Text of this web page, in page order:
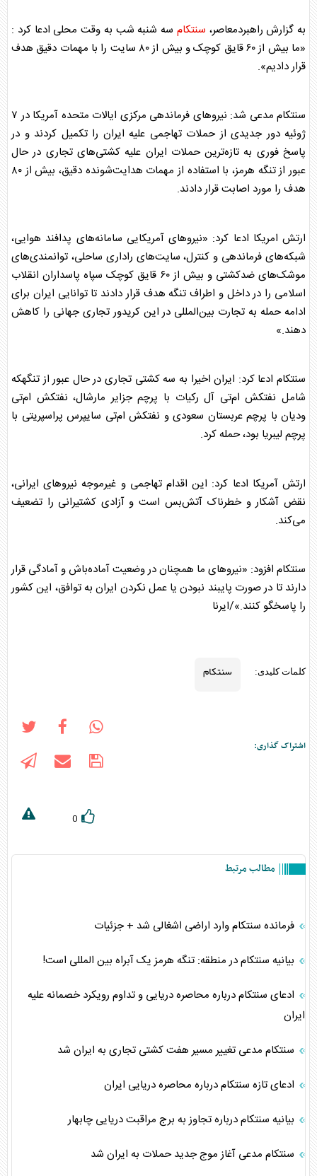
به گزارش راهبردمعاصر، سنتکام سه شنبه شب به وقت محلی ادعا کرد :
«ما بیش از ۶۰ قایق کوچک و بیش از ۸۰ سایت را با مهمات دقیق هدف
قرار دادیم».
سنتکام
مدعی شد: نیروهای فرماندهی مرکزی ایالات متحده آمریکا در ۷
ژوئیه دور جدیدی از حملات تهاجمی علیه ایران را تکمیل کردند و در
پاسخ فوری به تازه‌ترین حملات ایران علیه کشتی‌های تجاری در حال
عبور از تنگه هرمز، با استفاده از مهمات هدایت‌شونده دقیق، بیش از ۸۰
هدف را مورد اصابت قرار دادند.
ارتش امریکا ادعا کرد: «نیروهای آمریکایی سامانه‌های پدافند هوایی،
شبکه‌های فرماندهی و کنترل، سایت‌های راداری ساحلی، توانمندی‌های
موشک‌های ضدکشتی و بیش از ۶۰ قایق کوچک سپاه پاسداران انقلاب
اسلامی را در داخل و اطراف تنگه هدف قرار دادند تا توانایی ایران برای
ادامه حمله به تجارت بین‌المللی در این کریدور تجاری جهانی را کاهش
دهند.»
سنتکام ادعا کرد: ایران اخیرا به سه کشتی تجاری در حال عبور از تنگهکه
شامل نفتکش ام‌تی آل رکیات با پرچم جزایر مارشال، نفتکش ام‌تی
ودیان با پرچم عربستان سعودی و نفتکش ام‌تی سایپرس پراسپریتی با
پرچم لیبریا بود، حمله کرد.
ارتش آمریکا ادعا کرد: این اقدام تهاجمی و غیرموجه نیروهای ایرانی،
نقض آشکار و خطرناک آتش‌بس است و آزادی کشتیرانی را تضعیف
می‌کند.
سنتکام افزود: «نیروهای ما همچنان در وضعیت آماده‌باش و آمادگی قرار
دارند تا در صورت پایبند نبودن یا عمل نکردن ایران به توافق، این کشور
را پاسخگو کنند.»/ایرنا
کلمات کلیدی: سنتکام
اشتراک گذاری:
0
مطالب مرتبط
فرمانده سنتکام وارد اراضی اشغالی شد + جزئیات
بیانیه سنتکام در منطقه: تنگه هرمز یک آبراه بین المللی است!
ادعای سنتکام درباره محاصره دریایی و تداوم رویکرد خصمانه علیه
ایران
سنتکام مدعی تغییر مسیر هفت کشتی تجاری به ایران شد
ادعا‌ی تازه سنتکام درباره محاصره دریایی ایران
بیانیه سنتکام درباره تجاوز به برج مراقبت دریایی چابهار
سنتکام مدعی آغاز موج جدید حملات به ایران شد